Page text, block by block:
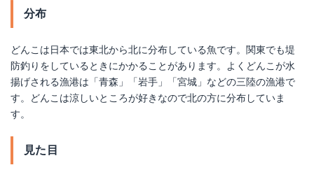
分布
どんこは日本では東北から北に分布している魚です。関東でも堤
防釣りをしているときにかかることがあります。よくどんこが水
揚げされる漁港は「青森」「岩手」「宮城」などの三陸の漁港で
す。どんこは涼しいところが好きなので北の方に分布していま
す。
見た目